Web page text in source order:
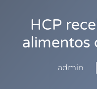
HCP
alimentos
admin